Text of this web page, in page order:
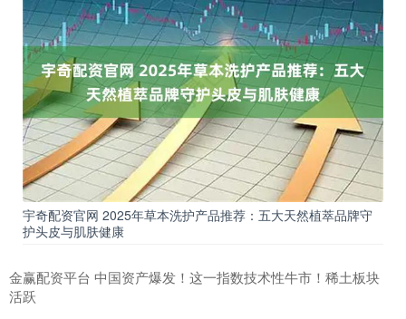
宇奇配资官网 2025年草本洗护产品推荐：五大天然植萃品牌守
护头皮与肌肤健康
金赢配资平台 中国资产爆发！这一指数技术性牛市！稀土板块
活跃